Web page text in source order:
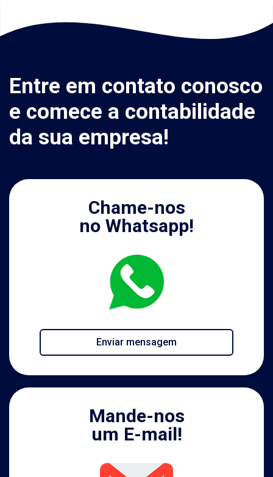
Entre em contato conosco
e comece a contabilidade
da sua empresa!
Chame-nos
no Whatsapp!
Enviar mensagem
Mande-nos
um E-mail!